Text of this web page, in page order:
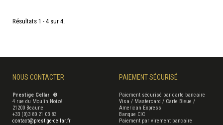
Résultats 1 - 4 sur 4.
NOUS CONTACTER
Prestige Cellar ®
4 rue du Moulin Noizé
21200 Beaune
+33 (0)3 80 21 03 83
contact@prestige-cellar.fr
PAIEMENT SÉCURISÉ
Paiement sécurisé par carte bancaire
Visa / Mastercard / Carte Bleue /
American Express
Banque CIC
Paiement par virement bancaire